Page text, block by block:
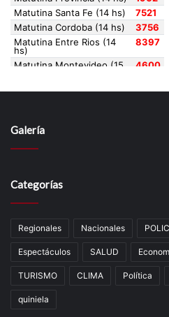
Galería
Categorías
Regionales Nacionales
Espectáculos SALUD
TURISMO CLIMA Política
quiniela